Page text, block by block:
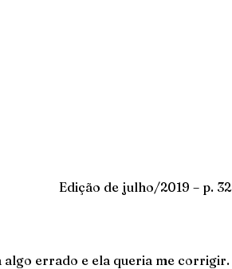
Edição de julho/2019 – p. 32
algo errado e ela queria me corrigir.